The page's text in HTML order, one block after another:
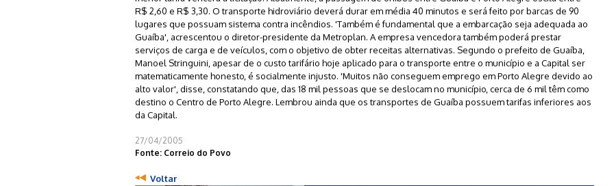
R$ 2,60 e R$ 3,30. O transporte hidroviário deverá durar em média 40 minutos e será feito por barcas de 90
lugares que possuam sistema contra incêndios. 'Também é fundamental que a embarcação seja adequada ao
Guaíba', acrescentou o diretor-presidente da Metroplan. A empresa vencedora também poderá prestar
serviços de carga e de veículos, com o objetivo de obter receitas alternativas. Segundo o prefeito de Guaíba,
Manoel Stringuini, apesar de o custo tarifário hoje aplicado para o transporte entre o município e a Capital ser
matematicamente honesto, é socialmente injusto. 'Muitos não conseguem emprego em Porto Alegre devido ao
alto valor', disse, constatando que, das 18 mil pessoas que se deslocam no município, cerca de 6 mil têm como
destino o Centro de Porto Alegre. Lembrou ainda que os transportes de Guaíba possuem tarifas inferiores aos
da Capital.
27/04/2005
Fonte: Correio do Povo
Voltar